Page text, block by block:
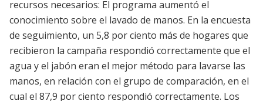
recursos necesarios: El programa aumentó el
conocimiento sobre el lavado de manos. En la encuesta
de seguimiento, un 5,8 por ciento más de hogares que
recibieron la campaña respondió correctamente que el
agua y el jabón eran el mejor método para lavarse las
manos, en relación con el grupo de comparación, en el
cual el 87,9 por ciento respondió correctamente. Los